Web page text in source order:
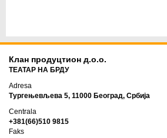
Клан продуцтион д.о.о.
ТЕАТАР НА БРДУ
Adresa
Тургењевљева 5, 11000 Београд, Србија
Centrala
+381(66)510 9815
Faks